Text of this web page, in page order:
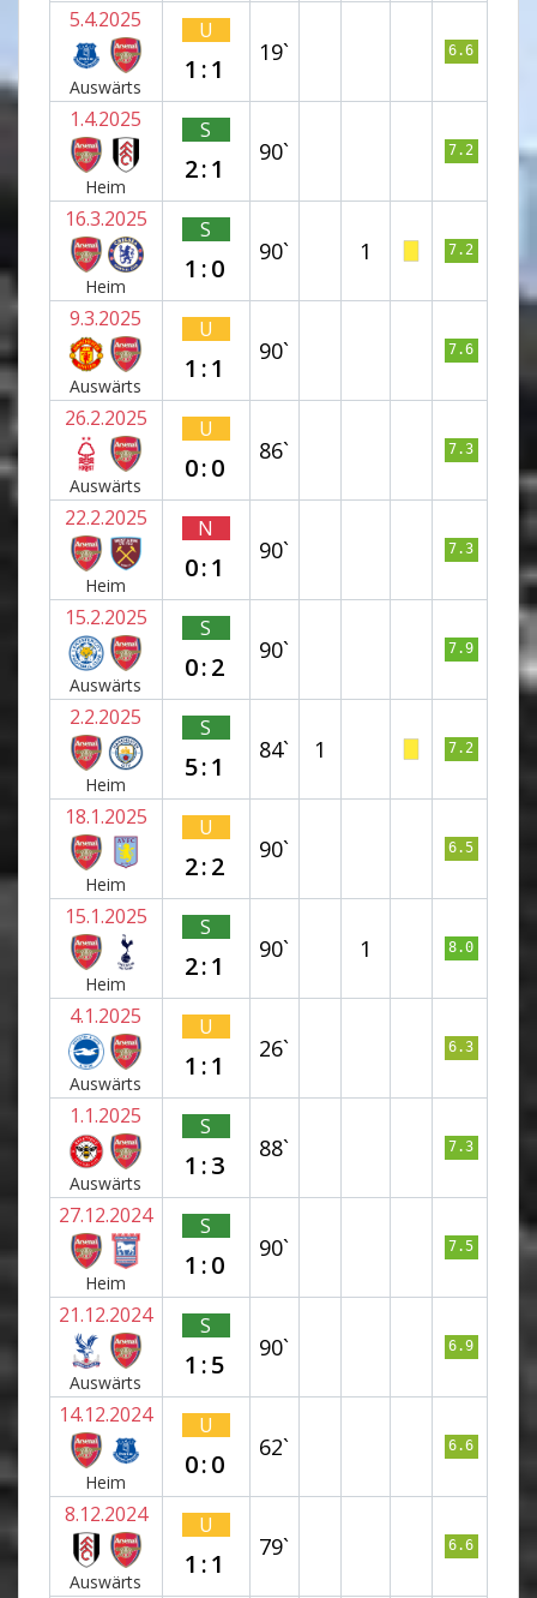
5.4.2025
Auswärts
U
1:1
19` 6.6
1.4.2025
Heim
S
2:1
90` 7.2
16.3.2025
Heim
S
1:0
90` 1 7.2
9.3.2025
Auswärts
U
1:1
90` 7.6
26.2.2025
Auswärts
U
0:0
86` 7.3
22.2.2025
Heim
N
0:1
90` 7.3
15.2.2025
Auswärts
S
0:2
90` 7.9
2.2.2025
Heim
S
5:1
84` 1 7.2
18.1.2025
Heim
U
2:2
90` 6.5
15.1.2025
Heim
S
2:1
90` 1 8.0
4.1.2025
Auswärts
U
1:1
26` 6.3
1.1.2025
Auswärts
S
1:3
88` 7.3
27.12.2024
Heim
S
1:0
90` 7.5
21.12.2024
Auswärts
S
1:5
90` 6.9
14.12.2024
Heim
U
0:0
62` 6.6
8.12.2024
Auswärts
U
1:1
79` 6.6